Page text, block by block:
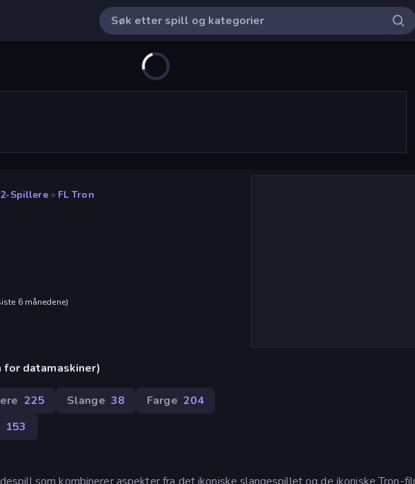
2-Spillere » FL Tron
6 månedene)
datamaskiner)
225 Slange 38 Farge 204
153
som kombinerer aspekter fra det ikoniske slangespillet og de ikoniske Tron-